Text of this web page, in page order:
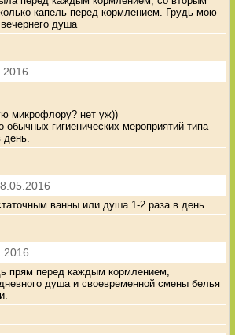
капель перед кормлением. Грудь мою
душа
микрофлору? нет уж))
обычных гигиенических мероприятий типа
ванны или душа 1-2 раза в день.
прям перед каждым кормлением,
душа и своевременной смены белья